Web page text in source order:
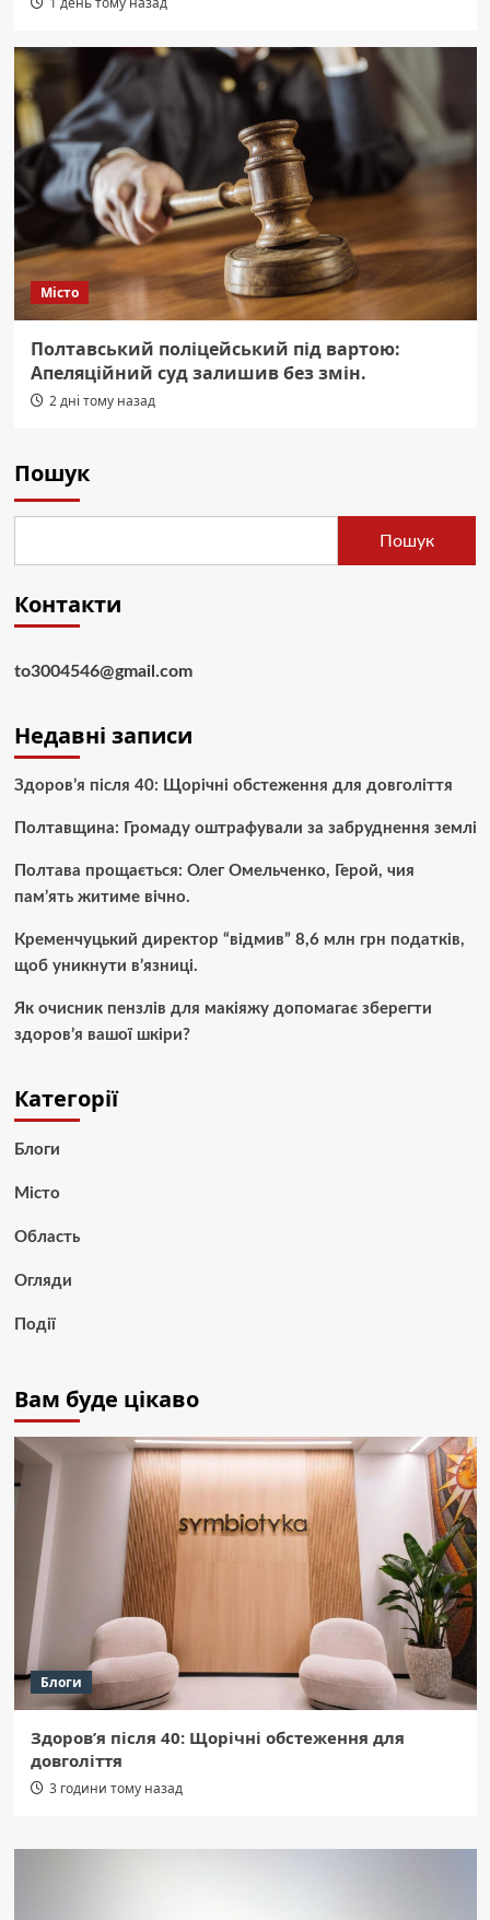
Місто
Полтавський поліцейський під вартою:
Апеляційний суд залишив без змін.
2 дні тому назад
Пошук
Пошук
Контакти
to3004546@gmail.com
Недавні записи
Здоров’я після 40: Щорічні обстеження для довголіття
Полтавщина: Громаду оштрафували за забруднення землі
Полтава прощається: Олег Омельченко, Герой, чия
пам’ять житиме вічно.
Кременчуцький директор “відмив” 8,6 млн грн податків,
щоб уникнути в’язниці.
Як очисник пензлів для макіяжу допомагає зберегти
здоров’я вашої шкіри?
Категорії
Блоги
Місто
Область
Огляди
Події
Вам буде цікаво
Блоги
Здоров’я після 40: Щорічні обстеження для
довголіття
3 години тому назад